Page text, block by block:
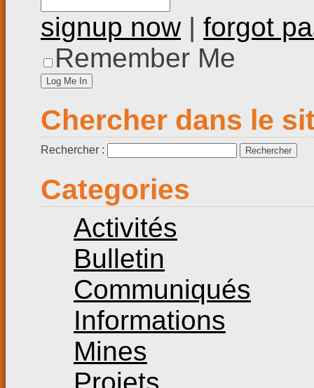
signup now| forgot
Remember Me
Chercher dans le
Rechercher :
Categories
Activités
Bulletin
Communiqués
Informations
Mines
Projets